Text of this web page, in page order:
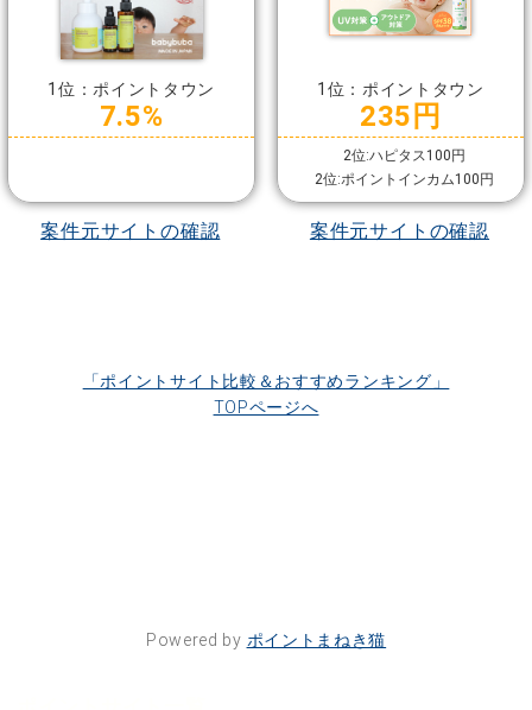
1位：ポイントタウン
7.5%
案件元サイトの確認
1位：ポイントタウン
235円
2位:ハピタス100円
2位:ポイントインカム100円
案件元サイトの確認
「ポイントサイト比較＆おすすめランキング」
TOPページへ
Powered by ポイントまねき猫